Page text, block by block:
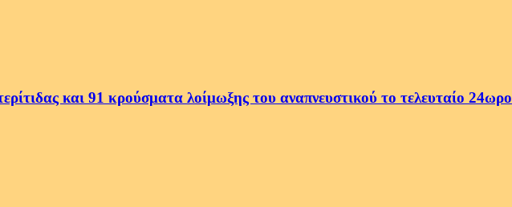
και 91 κρούσματα λοίμωξης του αναπνευστικού το τελευταίο 24ωρο